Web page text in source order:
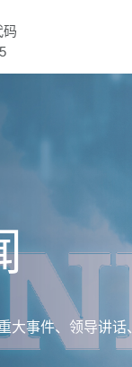
码
大事件、领导讲